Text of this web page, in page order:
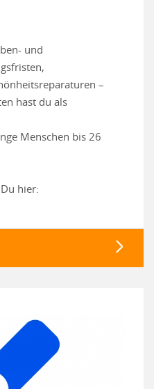
und
–
hast du als
Menschen bis 26
hier: